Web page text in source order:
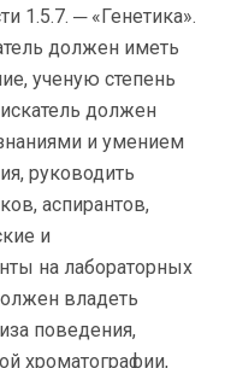
1.5.7. ─ «Генетика».
должен иметь
ученую степень
должен
и умением
руководить
аспирантов,
и
на лабораторных
владеть
поведения,
хроматографии,